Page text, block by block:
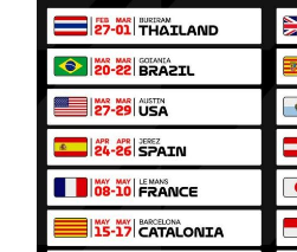
COMBINÉS
SUR
LE
CIRCUIT
DE
PORTIMAO